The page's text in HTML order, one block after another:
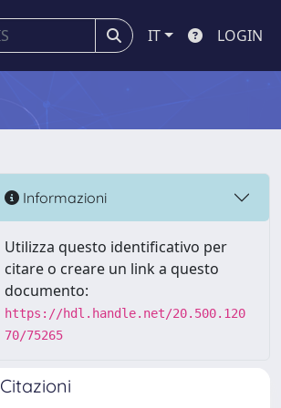
IT LOGIN
Informazioni
Utilizza questo identificativo per
citare o creare un link a questo
documento:
https://hdl.handle.net/20.500.120
70/75265
Citazioni